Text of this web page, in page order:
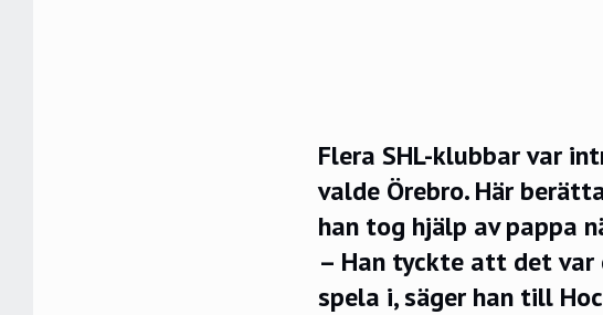
Flera SHL-klubbar var
valde Örebro. Här
han tog hjälp av pappa
– Han tyckte att det
spela i, säger han till